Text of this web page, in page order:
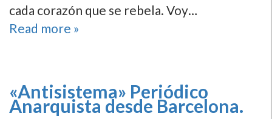
cada corazón que se rebela. Voy…
Read more »
«Antisistema» Periódico
Anarquista desde Barcelona.